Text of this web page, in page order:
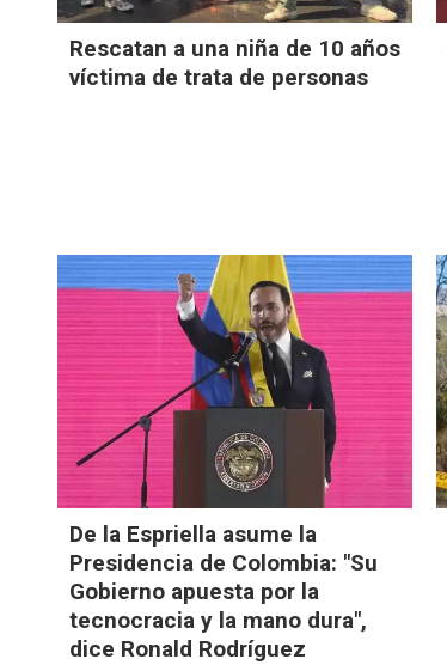
Rescatan a una niña de 10 años
víctima de trata de personas
De la Espriella asume la
Presidencia de Colombia: "Su
Gobierno apuesta por la
tecnocracia y la mano dura",
dice Ronald Rodríguez